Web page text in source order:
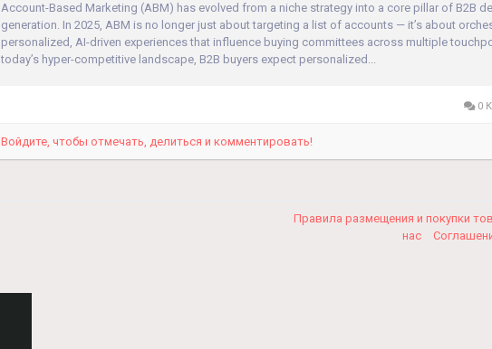
Account-Based Marketing (ABM) has evolved from a niche strategy into a core pillar of B2B
generation. In 2025, ABM is no longer just about targeting a list of accounts — it’s about
personalized, AI-driven experiences that influence buying committees across multiple
today’s hyper-competitive landscape, B2B buyers expect personalized...
0
Войдите, чтобы отмечать, делиться и комментировать!
Правила размещения и покупки
нас